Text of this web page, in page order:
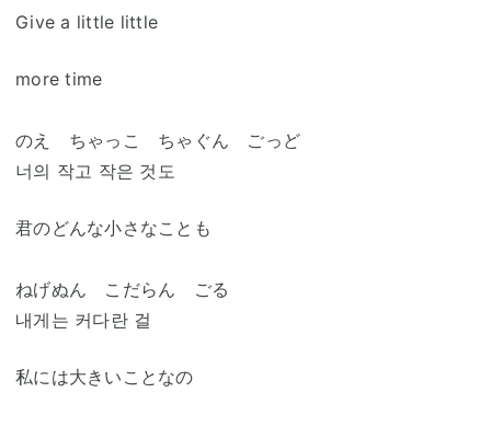
Give a little little
more time
のえ ちゃっこ ちゃぐん ごっど
너의 작고 작은 것도
君のどんな小さなことも
ねげぬん こだらん ごる
내게는 커다란 걸
私には大きいことなの